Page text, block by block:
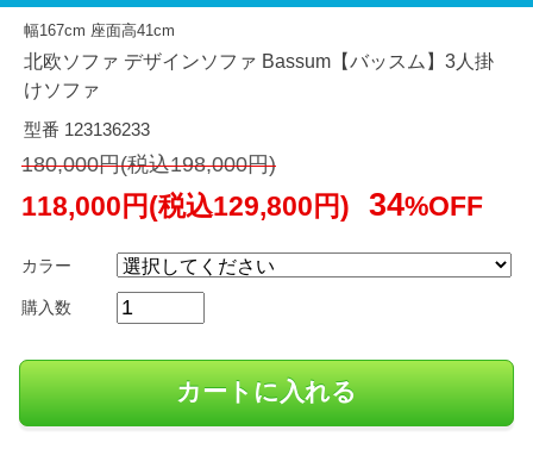
幅167cm 座面高41cm
北欧ソファ デザインソファ Bassum【バッスム】3人掛
けソファ
型番 123136233
180,000円(税込198,000円)
118,000円(税込129,800円) 34%OFF
カラー
購入数